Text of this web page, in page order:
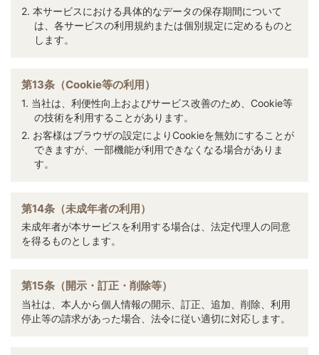
2. 本サービスにおける具体的なデータの保存期間について
は、各サービスの利用規約または個別規定に定めるものと
します。
第13条（Cookie等の利用）
1. 当社は、利便性向上およびサービス改善のため、Cookie等
の技術を利用することがあります。
2. お客様はブラウザの設定によりCookieを無効にすることが
できますが、一部機能が利用できなくなる場合がありま
す。
第14条（未成年者の利用）
未成年者が本サービスを利用する場合は、法定代理人の同意
を得るものとします。
第15条（開示・訂正・削除等）
当社は、本人から個人情報の開示、訂正、追加、削除、利用
停止等の請求があった場合、法令に従い適切に対応します。